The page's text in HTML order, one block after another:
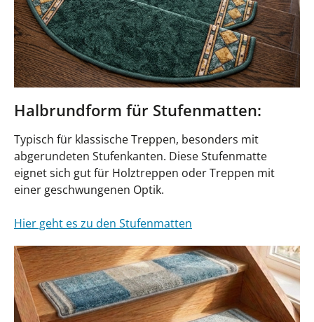
Halbrundform für Stufenmatten:
Typisch für klassische Treppen, besonders mit
abgerundeten Stufenkanten. Diese Stufenmatte
eignet sich gut für Holztreppen oder Treppen mit
einer geschwungenen Optik.
Hier geht es zu den Stufenmatten